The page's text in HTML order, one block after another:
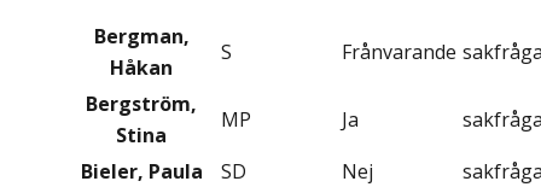
Bergman,
Håkan
S Frånvarande
Bergström,
Stina
MP Ja
Bieler, Paula
SD Nej